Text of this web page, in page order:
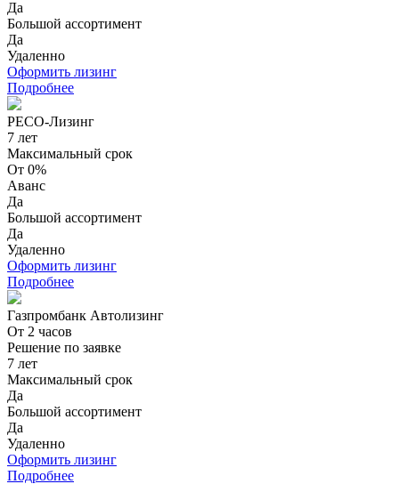
Да
Большой ассортимент
Да
Удаленно
Оформить лизинг
Подробнее
РЕСО-Лизинг
7 лет
Максимальный срок
От 0%
Аванс
Да
Большой ассортимент
Да
Удаленно
Оформить лизинг
Подробнее
Газпромбанк Автолизинг
От 2 часов
Решение по заявке
7 лет
Максимальный срок
Да
Большой ассортимент
Да
Удаленно
Оформить лизинг
Подробнее